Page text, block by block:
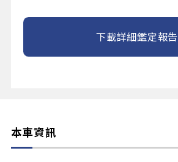
下載詳細鑑定報告
本車資訊